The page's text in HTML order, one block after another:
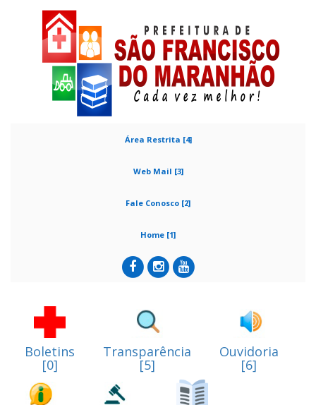
Área Restrita [4]
Web Mail [3]
Fale Conosco [2]
Home [1]
Boletins
[0]
Transparência
[5]
Ouvidoria
[6]